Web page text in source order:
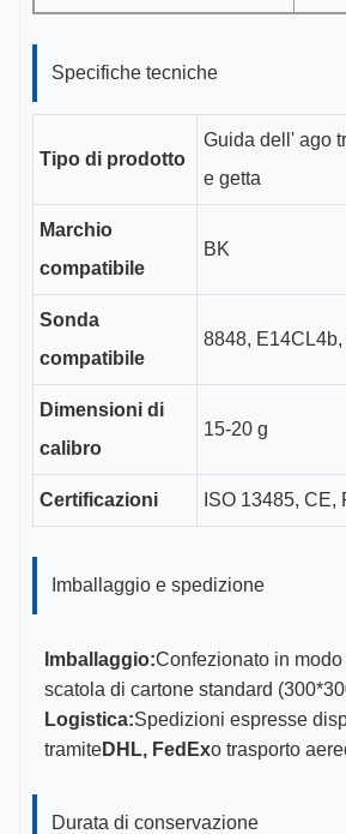
Specifiche tecniche
Tipo di prodotto
Guida dell' ago
e getta
Marchio
compatibile
BK
Sonda
compatibile
8848,
Dimensioni di
calibro
15-20 g
Certificazioni ISO 13485, CE,
Imballaggio e spedizione
Imballaggio:Confezionato in
scatola di cartone standard
Logistica:Spedizioni espresse
tramiteDHL, FedExo trasporto
Durata di conservazione